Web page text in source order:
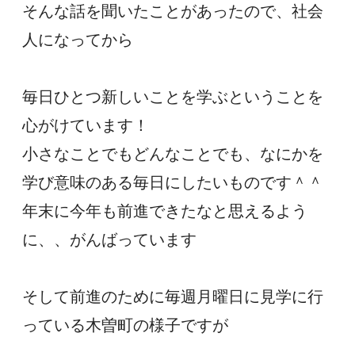
そんな話を聞いたことがあったので、社会
人になってから
毎日ひとつ新しいことを学ぶということを
心がけています！
小さなことでもどんなことでも、なにかを
学び意味のある毎日にしたいものです＾＾
年末に今年も前進できたなと思えるよう
に、、がんばっています
そして前進のために毎週月曜日に見学に行
っている木曽町の様子ですが